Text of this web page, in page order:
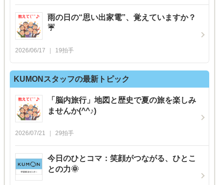
雨の日の“思い出家電”、覚えていますか？
☔
2026/06/17 19拍手
KUMONスタッフの最新トピック
「脳内旅行」地図と歴史で夏の旅を楽しみ
ませんか(^^♪)
2026/07/21 29拍手
今日のひとコマ：笑顔がつながる、ひとこ
との力🌞